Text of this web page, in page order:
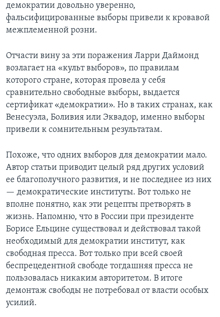
демократии довольно уверенно,
фальсифицированные выборы привели к кровавой
межплеменной розни.
Отчасти вину за эти поражения Ларри Даймонд
возлагает на «культ выборов», по правилам
которого стране, которая провела у себя
сравнительно свободные выборы, выдается
сертификат «демократии». Но в таких странах, как
Венесуэла, Боливия или Эквадор, именно выборы
привели к сомнительным результатам.
Похоже, что одних выборов для демократии мало.
Автор статьи приводит целый ряд других условий
ее благополучного развития, и не последнее из них
— демократические институты. Вот только не
вполне понятно, как эти рецепты претворять в
жизнь. Напомню, что в России при президенте
Борисе Ельцине существовал и действовал такой
необходимый для демократии институт, как
свободная пресса. Вот только при всей своей
беспрецедентной свободе тогдашняя пресса не
пользовалась никаким авторитетом. В итоге
демонтаж свободы не потребовал от власти особых
усилий.